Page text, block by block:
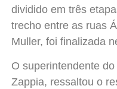
dividido em três
trecho entre as ruas
Muller, foi finalizada
O superintendente
Zappia, ressaltou o